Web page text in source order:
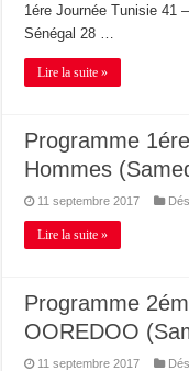
1ére Journée Tunisie 41
Sénégal 28 …
Lire la suite »
Programme
Hommes
11 septembre 2017
Lire la suite »
Programme
OOREDOO
11 septembre 2017